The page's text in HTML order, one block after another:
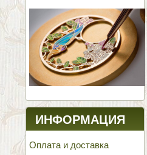
ИНФОРМАЦИЯ
Оплата и доставка